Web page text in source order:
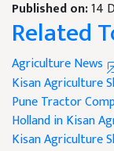
Published on:14
Related
Agriculture News
Kisan Agriculture
PuneTractor
Holland in Kisan
Kisan Agriculture